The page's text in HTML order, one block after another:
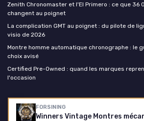
FORSINING
Zenith Chronomaster et l'El Primero : ce que 36
changent au poignet
La complication GMT au poignet : du pilote de
visio de 2026
Montre homme automatique chronographe : le
choix avisé
Certified Pre-Owned : quand les marques
l'occasion
Montre homme luxe